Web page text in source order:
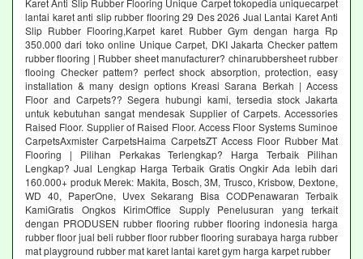
Karet Anti Slip Rubber Flooring Unique Carpet tokopedia uniquecarpet
lantai karet anti slip rubber flooring 29 Des 2026 Jual Lantai Karet Anti
Slip Rubber Flooring,Karpet karet Rubber Gym dengan harga Rp
350.000 dari toko online Unique Carpet, DKI Jakarta Checker pattem
rubber flooring | Rubber sheet manufacturer? chinarubbersheet rubber
flooing Checker pattem? perfect shock absorption, protection, easy
installation & many design options Kreasi Sarana Berkah | Access
Floor and Carpets?? Segera hubungi kami, tersedia stock Jakarta
untuk kebutuhan sangat mendesak Supplier of Carpets. Accessories
Raised Floor. Supplier of Raised Floor. Access Floor Systems Suminoe
CarpetsAxmister CarpetsHaima CarpetsZT Access Floor Rubber Mat
Flooring | Pilihan Perkakas Terlengkap? Harga Terbaik Pilihan
Lengkap? Jual Lengkap Harga Terbaik Gratis Ongkir Ada lebih dari
160.000+ produk Merek: Makita, Bosch, 3M, Trusco, Krisbow, Dextone,
WD 40, PaperOne, Uvex Sekarang Bisa CODPenawaran Terbaik
KamiGratis Ongkos KirimOffice Supply Penelusuran yang terkait
dengan PRODUSEN rubber flooring rubber flooring indonesia harga
rubber floor jual beli rubber floor rubber flooring surabaya harga rubber
mat playground rubber mat karet lantai karet gym harga karpet rubber